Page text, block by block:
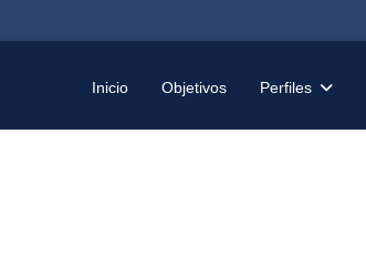
Inicio Objetivos Perfiles